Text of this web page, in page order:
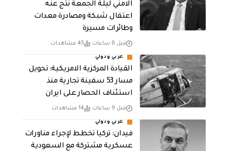
الامني ليلة الجمعة نتج عنه
اعتقال شبكة ومصادرة معدات
وطائرات مسيرة
قبل 8 ساعات 45 مشاهدات
عربي ودولي
القيادة المركزية الامريكية: تحويل
مسار 53 سفينة تجارية منذ
استئناف الحصار على ايران
قبل 9 ساعات 14 مشاهدات
عربي ودولي
فيدان: تركيا تخطط لإجراء مناورات
عسكرية مشتركة مع السعودية